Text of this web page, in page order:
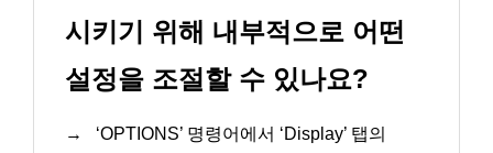
시키기 위해 내부적으로 어떤
설정을 조절할 수 있나요?
→
‘OPTIONS’ 명령어에서 ‘Display’ 탭의